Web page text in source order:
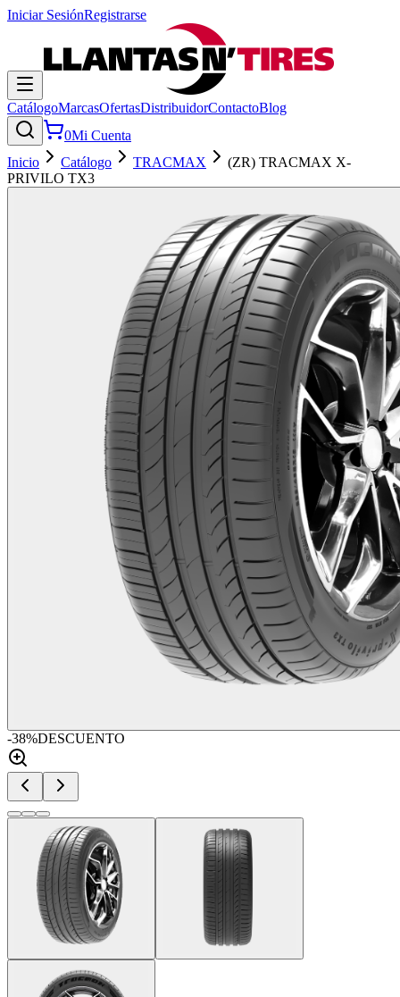
Iniciar SesiónRegistrarse
CatálogoMarcasOfertasDistribuidorContactoBlog
0Mi Cuenta
Inicio
Catálogo TRACMAX
(ZR) TRACMAX X-
PRIVILO TX3
-38%DESCUENTO